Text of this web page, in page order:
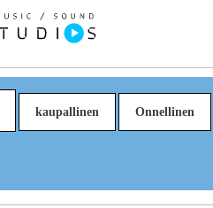
kaupallinen Onnellinen